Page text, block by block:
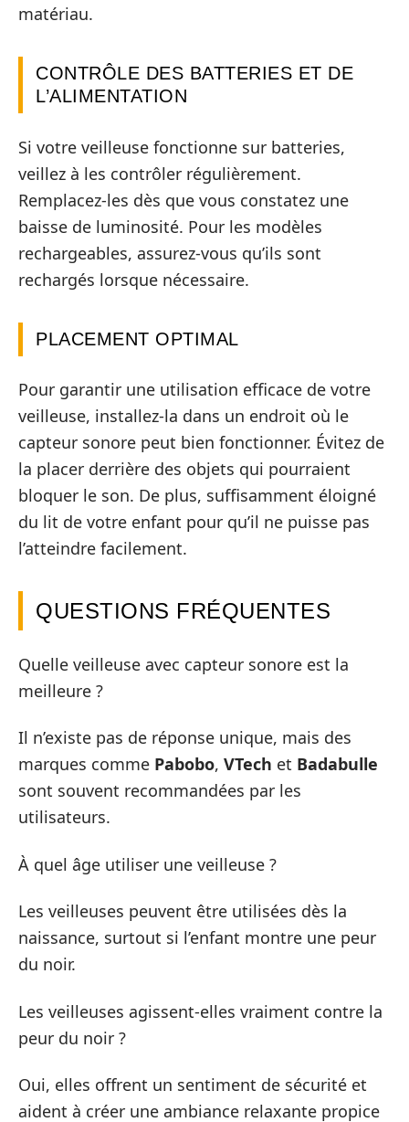
matériau.
CONTRÔLE DES BATTERIES ET DE
L’ALIMENTATION
Si votre veilleuse fonctionne sur batteries,
veillez à les contrôler régulièrement.
Remplacez-les dès que vous constatez une
baisse de luminosité. Pour les modèles
rechargeables, assurez-vous qu’ils sont
rechargés lorsque nécessaire.
PLACEMENT OPTIMAL
Pour garantir une utilisation efficace de votre
veilleuse, installez-la dans un endroit où le
capteur sonore peut bien fonctionner. Évitez de
la placer derrière des objets qui pourraient
bloquer le son. De plus, suffisamment éloigné
du lit de votre enfant pour qu’il ne puisse pas
l’atteindre facilement.
QUESTIONS FRÉQUENTES
Quelle veilleuse avec capteur sonore est la
meilleure ?
Il n’existe pas de réponse unique, mais des
marques comme Pabobo, VTech et Badabulle
sont souvent recommandées par les
utilisateurs.
À quel âge utiliser une veilleuse ?
Les veilleuses peuvent être utilisées dès la
naissance, surtout si l’enfant montre une peur
du noir.
Les veilleuses agissent-elles vraiment contre la
peur du noir ?
Oui, elles offrent un sentiment de sécurité et
aident à créer une ambiance relaxante propice